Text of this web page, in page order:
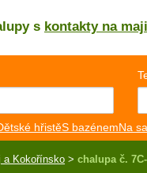
s kontakty na
EN
hřistěS bazénemNa
a Kokořínsko > chalupa č.